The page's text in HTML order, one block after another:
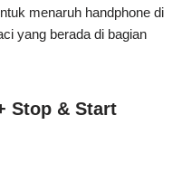
menaruh handphone di
yang berada di bagian
Stop & Start